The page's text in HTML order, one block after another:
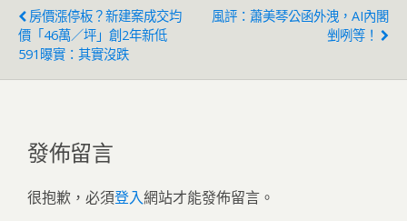
房價漲停板？新建案成交均
價「46萬／坪」創2年新低
591曝實：其實沒跌
風評：蕭美琴公函外洩，AI內閣
剉咧等！
發佈留言
很抱歉，必須登入網站才能發佈留言。